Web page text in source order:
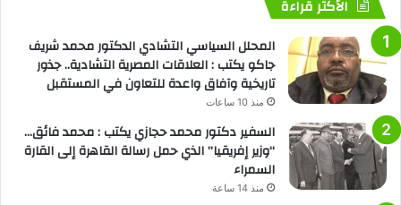
الأكثر قراءة
المحلل السياسي التشادي الدكتور محمد شريف
جاكو يكتب : العلاقات المصرية التشادية.. جذور
تاريخية وآفاق واعدة للتعاون في المستقبل
منذ 10 ساعات
السفير دكتور محمد حجازي يكتب : محمد فائق…
“وزير إفريقيا” الذي حمل رسالة القاهرة إلى القارة
السمراء
منذ 14 ساعة